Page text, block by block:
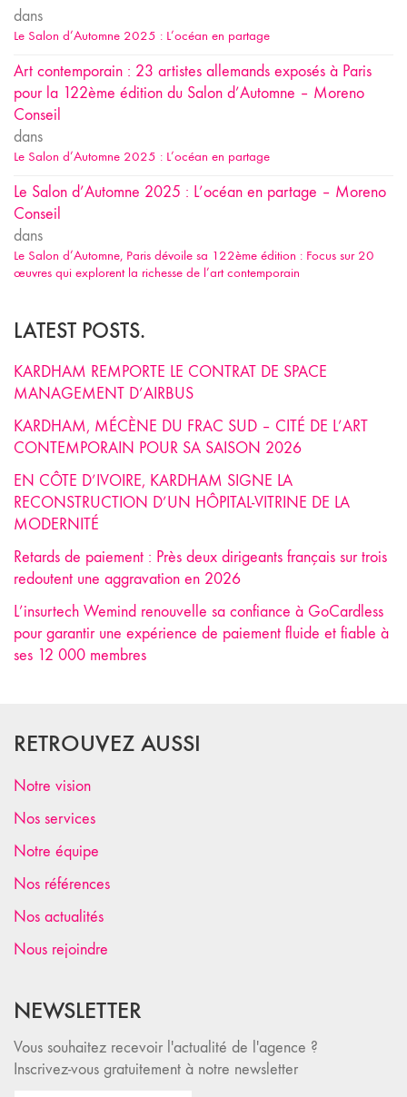
dans
Le Salon d’Automne 2025 : L’océan en partage
Art contemporain : 23 artistes allemands exposés à Paris
pour la 122ème édition du Salon d’Automne – Moreno
Conseil
dans
Le Salon d’Automne 2025 : L’océan en partage
Le Salon d’Automne 2025 : L’océan en partage – Moreno
Conseil
dans
Le Salon d’Automne, Paris dévoile sa 122ème édition : Focus sur 20
œuvres qui explorent la richesse de l’art contemporain
LATEST POSTS.
KARDHAM REMPORTE LE CONTRAT DE SPACE
MANAGEMENT D’AIRBUS
KARDHAM, MÉCÈNE DU FRAC SUD – CITÉ DE L’ART
CONTEMPORAIN POUR SA SAISON 2026
EN CÔTE D’IVOIRE, KARDHAM SIGNE LA
RECONSTRUCTION D’UN HÔPITAL-VITRINE DE LA
MODERNITÉ
Retards de paiement : Près deux dirigeants français sur trois
redoutent une aggravation en 2026
L’insurtech Wemind renouvelle sa confiance à GoCardless
pour garantir une expérience de paiement fluide et fiable à
ses 12 000 membres
RETROUVEZ AUSSI
Notre vision
Nos services
Notre équipe
Nos références
Nos actualités
Nous rejoindre
NEWSLETTER
Vous souhaitez recevoir l'actualité de l'agence ?
Inscrivez-vous gratuitement à notre newsletter